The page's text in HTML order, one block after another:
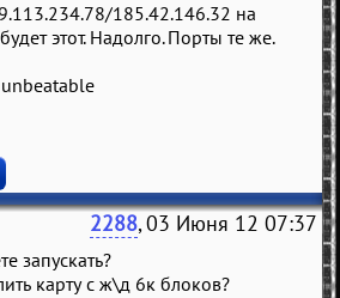
185.42.146.32 на
этот. Надолго. Порты те же.
2288, 03 Июня 12 07:37
запускать?
карту с ж\д 6к блоков?